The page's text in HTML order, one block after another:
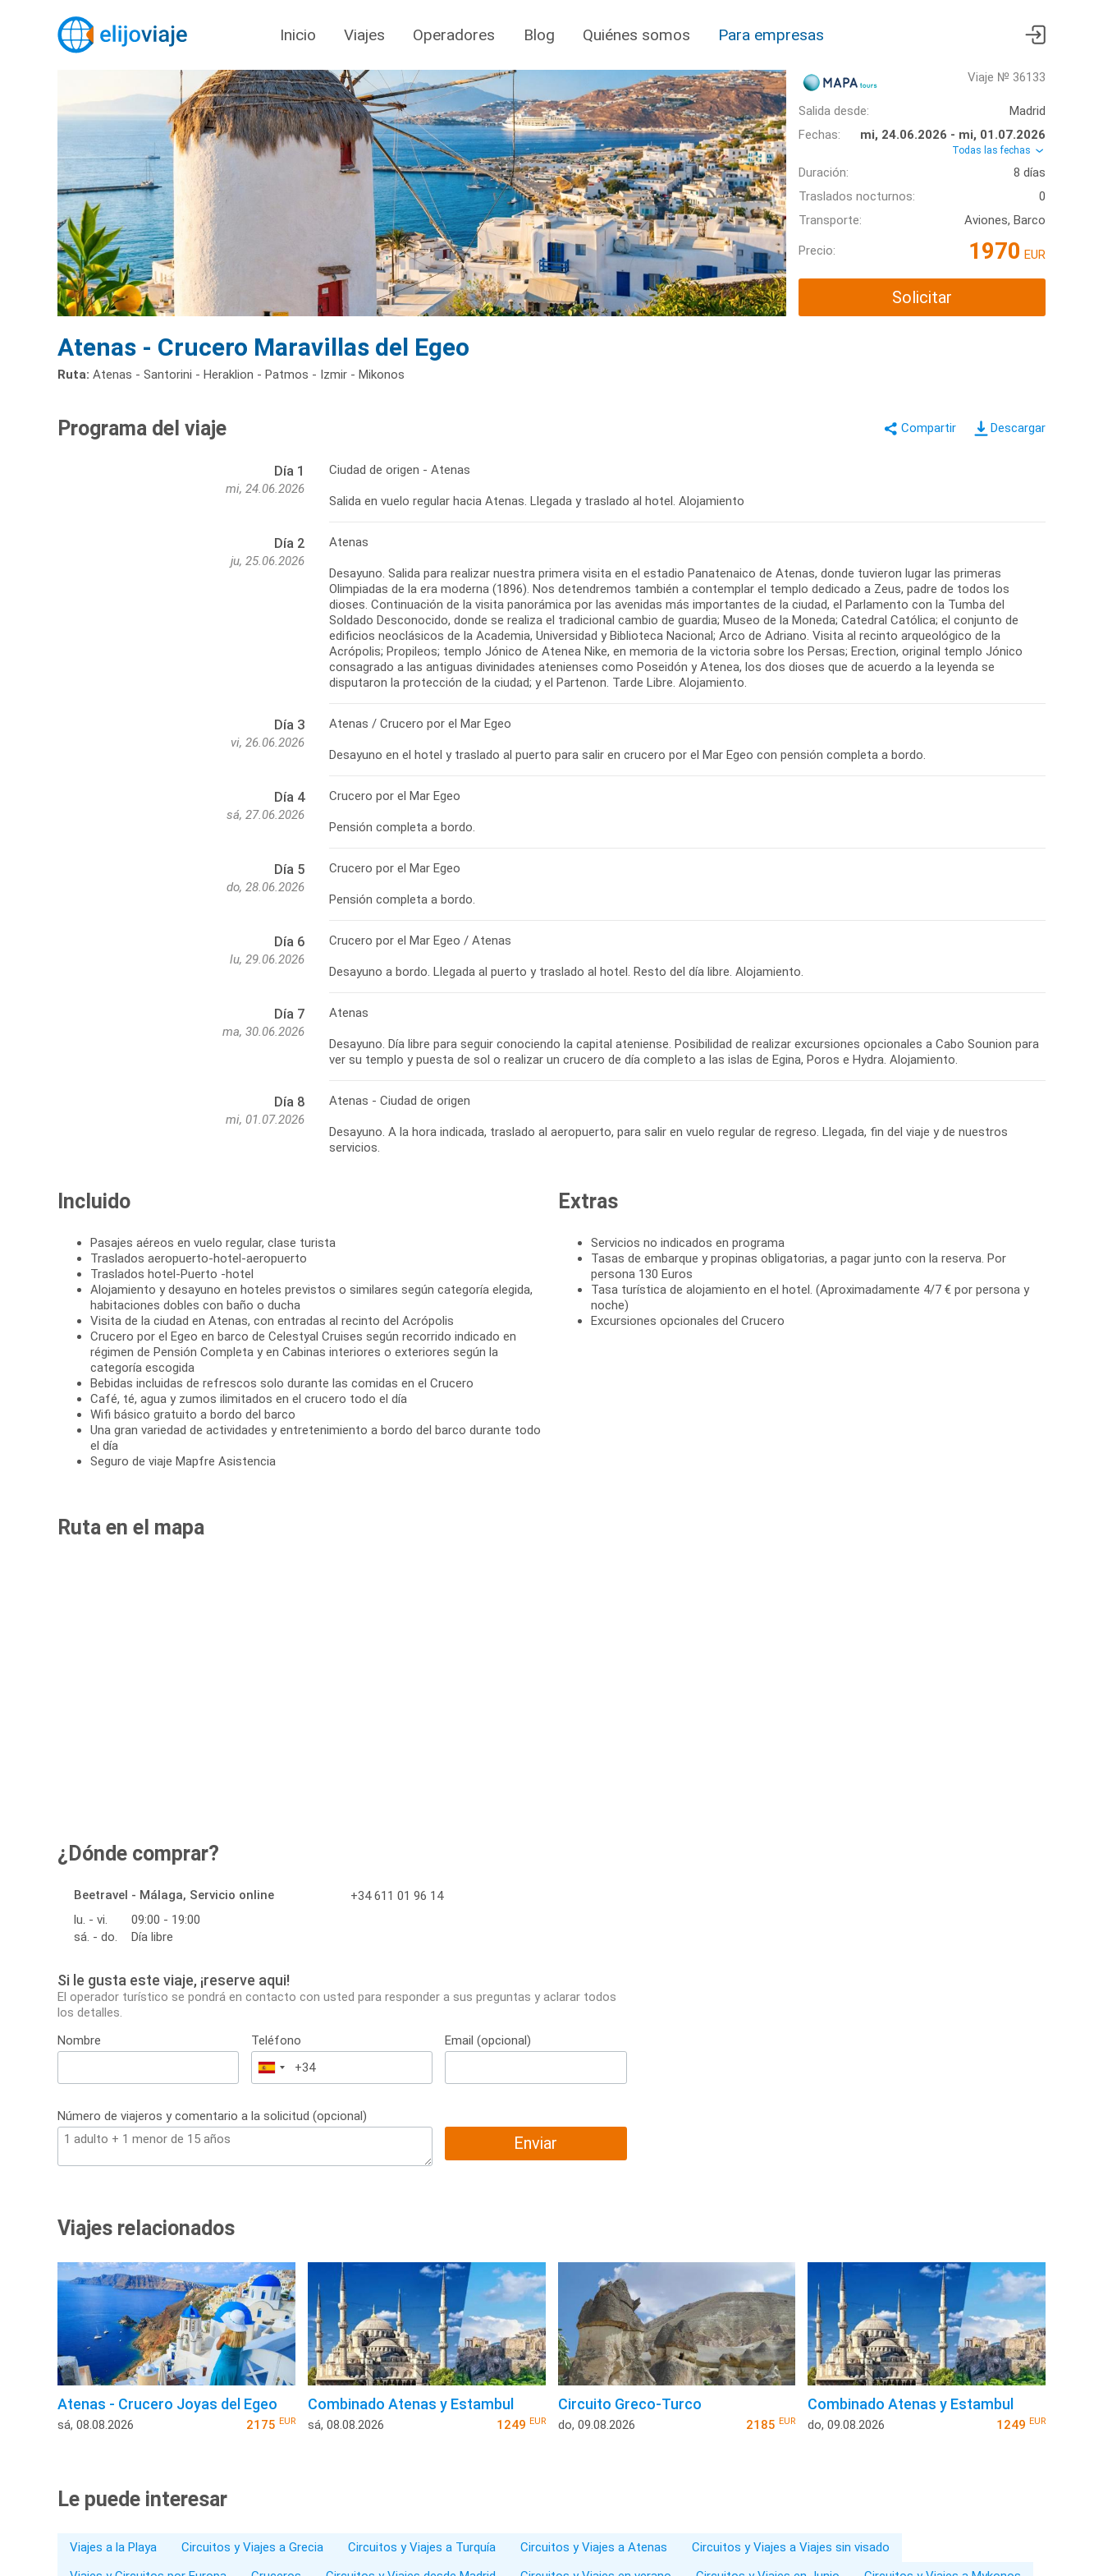
Inicio Viajes Operadores Blog Quiénes somos Para empresas
Viaje № 36133
Salida desde:
Madrid
Fechas:
mi, 24.06.2026 - mi, 01.07.2026
Todas las fechas
Duración:
8 días
Traslados nocturnos:
0
Transporte:
Aviones, Barco
Precio: 1970 EUR
Solicitar
Atenas - Crucero Maravillas del Egeo
Ruta: Atenas - Santorini - Heraklion - Patmos - Izmir - Mikonos
Descargar
Programa del viaje
Día 1
mi, 24.06.2026
Ciudad de origen - Atenas
Día 2
ju, 25.06.2026
Atenas
Desayuno. Salida para realizar nuestra primera visita en el estadio Panatenaico de Atenas, donde tuvieron lugar las primeras
Olimpiadas de la era moderna (1896). Nos detendremos también a contemplar el templo dedicado a Zeus, padre de todos los
dioses. Continuación de la visita panorámica por las avenidas más importantes de la ciudad, el Parlamento con la Tumba del
Soldado Desconocido, donde se realiza el tradicional cambio de guardia; Museo de la Moneda; Catedral Católica; el conjunto de
edificios neoclásicos de la Academia, Universidad y Biblioteca Nacional; Arco de Adriano. Visita al recinto arqueológico de la
Acrópolis; Propileos; templo Jónico de Atenea Nike, en memoria de la victoria sobre los Persas; Erection, original templo Jónico
consagrado a las antiguas divinidades atenienses como Poseidón y Atenea, los dos dioses que de acuerdo a la leyenda se
Día 3
vi, 26.06.2026
Atenas / Crucero por el Mar Egeo
Día 4
sá, 27.06.2026
Crucero por el Mar Egeo
Día 5
do, 28.06.2026
Crucero por el Mar Egeo
Día 6
lu, 29.06.2026
Crucero por el Mar Egeo / Atenas
Día 7
ma, 30.06.2026
Atenas
Desayuno. Día libre para seguir conociendo la capital ateniense. Posibilidad de realizar excursiones opcionales a Cabo Sounion para
Día 8
mi, 01.07.2026
Atenas - Ciudad de origen
Desayuno. A la hora indicada, traslado al aeropuerto, para salir en vuelo regular de regreso. Llegada, fin del viaje y de nuestros
Incluido
Pasajes aéreos en vuelo regular, clase turista
Traslados aeropuerto-hotel-aeropuerto
Traslados hotel-Puerto -hotel
Alojamiento y desayuno en hoteles previstos o similares según categoría elegida,
habitaciones dobles con baño o ducha
Visita de la ciudad en Atenas, con entradas al recinto del Acrópolis
Crucero por el Egeo en barco de Celestyal Cruises según recorrido indicado en
régimen de Pensión Completa y en Cabinas interiores o exteriores según la
categoría escogida
Bebidas incluidas de refrescos solo durante las comidas en el Crucero
Café, té, agua y zumos ilimitados en el crucero todo el día
Wifi básico gratuito a bordo del barco
Una gran variedad de actividades y entretenimiento a bordo del barco durante todo
el día
Seguro de viaje Mapfre Asistencia
Extras
Servicios no indicados en programa
Tasas de embarque y propinas obligatorias, a pagar junto con la reserva. Por
persona 130 Euros
Tasa turística de alojamiento en el hotel. (Aproximadamente 4/7 € por persona y
noche)
Excursiones opcionales del Crucero
Ruta en el mapa
¿Dónde comprar?
Beetravel - Málaga, Servicio online
lu. - vi.
09:00 - 19:00
sá. - do.
Día libre
+34 611 01 96 14
Si le gusta este viaje, ¡reserve aqui!
El operador turístico se pondrá en contacto con usted para responder a sus preguntas y aclarar todos
los detalles.
Nombre
Teléfono
España
+34
Email (opcional)
Número de viajeros y comentario a la solicitud (opcional)
Enviar
Viajes relacionados
Atenas - Crucero Joyas del Egeo
sá, 08.08.2026 2175 EUR
Combinado Atenas y Estambul
sá, 08.08.2026 1249 EUR
Circuito Greco-Turco
do, 09.08.2026 2185EUR
Combinado Atenas y Estambul
do, 09.08.2026 1249 EUR
Le puede interesar
Viajes a la Playa Circuitos y Viajes a Grecia Circuitos y Viajes a Turquía Circuitos y Viajes a Atenas
Circuitos y Viajes a Viajes sin visado